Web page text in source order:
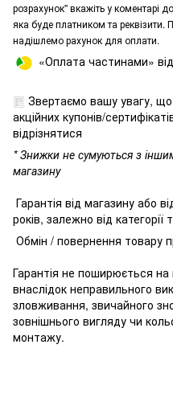
розрахунок" вкажіть у коментарі
яка буде платником та
надішлемо рахунок для оплати.
«Оплата частинами»
Звертаємо вашу увагу,
акційних купонів/
відрізнятися
* Знижки не сумуються з
магазину
Гарантія від магазину або
років, залежно від категорії
Обмін / повернення товару
Гарантія не поширюється
внаслідок неправильного
зловживання, звичайного
зовнішнього вигляду чи
монтажу.